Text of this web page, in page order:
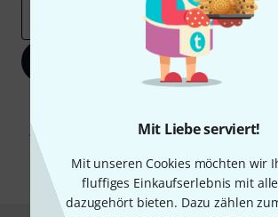
Mit Liebe serviert!
Mit unseren Cookies möchten wir
fluffiges Einkaufserlebnis mit
dazugehört bieten. Dazu zählen
Jetzt anmelden
Abmeldung ist jederzeit möglich. Weitere
* Pflichtfeld